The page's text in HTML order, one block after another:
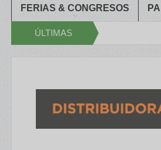
FERIAS & CONGRESOS
ÚLTIMAS